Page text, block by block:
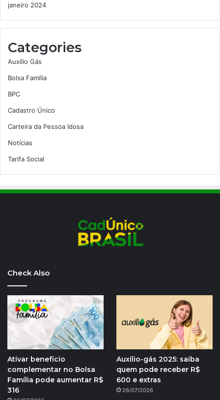
janeiro 2024
Categories
Auxílio Gás
Bolsa Família
BPC
Cadastro Único
Carteira da Pessoa Idosa
Notícias
Tarifa Social
Check Also
Ativar benefício
complementar no Bolsa
Família pode aumentar R$
316
Auxílio-gás 2025: saiba
quem pode receber R$
600 e extras
26/07/2026